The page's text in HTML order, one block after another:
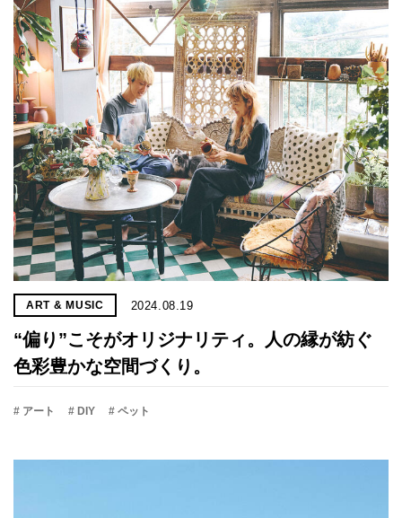
ART & MUSIC 2024.08.19
“偏り”こそがオリジナリティ。人の縁が紡ぐ
色彩豊かな空間づくり。
# アート # DIY # ペット